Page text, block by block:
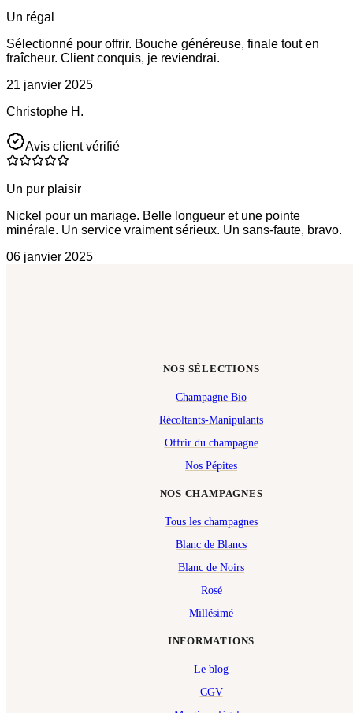
Un régal
Sélectionné pour offrir. Bouche généreuse, finale tout en
fraîcheur. Client conquis, je reviendrai.
21 janvier 2025
Christophe H.
Avis client vérifié
Un pur plaisir
Nickel pour un mariage. Belle longueur et une pointe
minérale. Un service vraiment sérieux. Un sans-faute, bravo.
06 janvier 2025
NOS CHAMPAGNES
Tous les champagnes
Blanc de Blancs
Blanc de Noirs
Rosé
Millésimé
NOS SÉLECTIONS
Champagne Bio
Récoltants-Manipulants
Offrir du champagne
Nos Pépites
INFORMATIONS
Le blog
CGV